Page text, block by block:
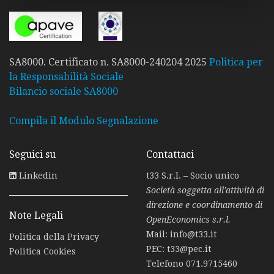
SA8000. Certificato n. SA8000-240204 2025 Politica per
la Responsabilità Sociale
Bilancio sociale SA8000
Compila il Modulo Segnalazione
Seguici su
Linkedin
Note Legali
Politica della Privacy
Politica Cookies
Contattaci
t33 S.r.l. – Socio unico
Società soggetta all'attività di
direzione e coordinamento di
OpenEconomics s.r.l.
Mail: info@t33.it
PEC: t33@pec.it
Telefono 071.9715460